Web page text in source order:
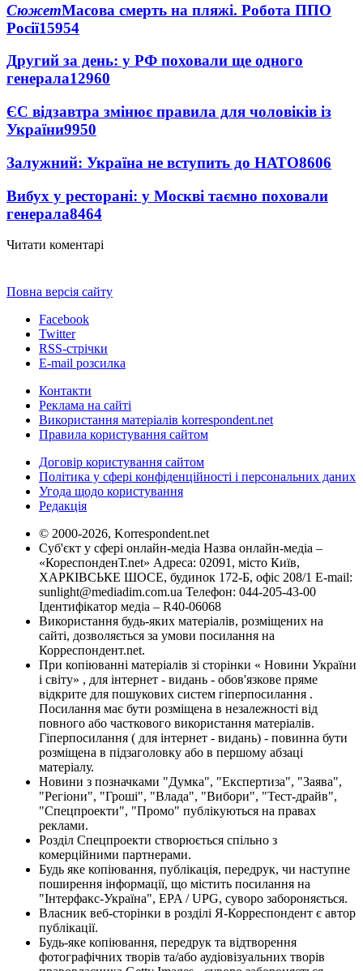
СюжетМасова смерть на пляжі. Робота ППО
Росії15954
Другий за день: у РФ поховали ще одного
генерала12960
ЄС відзавтра змінює правила для чоловіків із
України9950
Залужний: Україна не вступить до НАТО8606
Вибух у ресторані: у Москві таємно поховали
генерала8464
Читати коментарі
Повна версія сайту
Facebook
Twitter
RSS-стрічки
E-mail розсилка
Контакти
Реклама на сайті
Використання матеріалів korrespondent.net
Правила користування сайтом
Договір користування сайтом
Політика у сфері конфіденційності і персональних даних
Угода щодо користування
Редакція
© 2000-2026, Korrespondent.net
Суб'єкт у сфері онлайн-медіа Назва онлайн-медіа –
«КореспонденТ.net» Адреса: 02091, місто Київ,
ХАРКІВСЬКЕ ШОСЕ, будинок 172-Б, офіс 208/1 E-mail:
sunlight@mediadim.com.ua Телефон: 044-205-43-00
Ідентифікатор медіа – R40-06068
Використання будь-яких матеріалів, розміщених на
сайті, дозволяється за умови посилання на
Корреспондент.net.
При копіюванні матеріалів зі сторінки « Новини України
і світу» , для інтернет - видань - обов'язкове пряме
відкрите для пошукових систем гіперпосилання .
Посилання має бути розміщена в незалежності від
повного або часткового використання матеріалів.
Гіперпосилання ( для інтернет - видань) - повинна бути
розміщена в підзаголовку або в першому абзаці
матеріалу.
Новини з позначками "Думка", "Експертиза", "Заява",
"Регіони", "Гроші", "Влада", "Вибори", "Тест-драйв",
"Спецпроекти", "Промо" публікуються на правах
реклами.
Розділ Спецпроекти створюється спільно з
комерційними партнерами.
Будь яке копіювання, публікація, передрук, чи наступне
поширення інформації, що містить посилання на
"Інтерфакс-Україна", EPA / UPG, суворо забороняється.
Власник веб-сторінки в розділі Я-Корреспондент є автор
публікації.
Будь-яке копіювання, передрук та відтворення
фотографічних творів та/або аудіовізуальних творів